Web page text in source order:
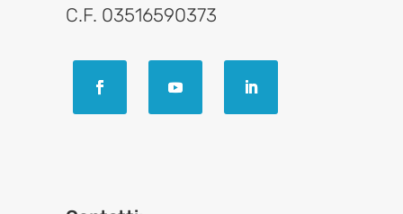
C.F. 03516590373